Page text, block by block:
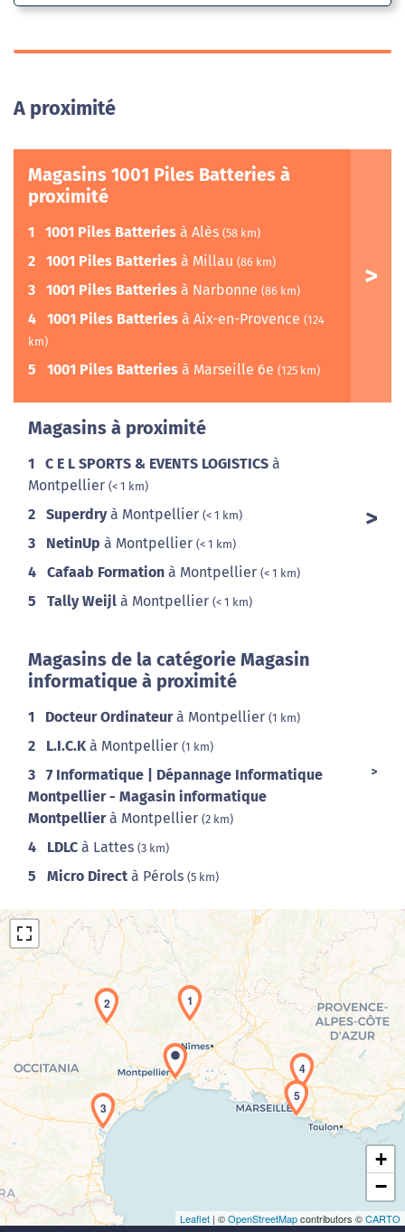
A proximité
Magasins 1001 Piles Batteries à
proximité
1 1001 Piles Batteries à Alès (58 km)
2 1001 Piles Batteries à Millau (86 km)
3 1001 Piles Batteries à Narbonne (86 km)
4 1001 Piles Batteries à Aix-en-Provence (124
km)
5 1001 Piles Batteries à Marseille 6e (125 km)
Magasins à proximité
1 C E L SPORTS & EVENTS LOGISTICS à
Montpellier (< 1 km)
2 Superdryà Montpellier (< 1 km)
3 NetinUp à Montpellier (< 1 km)
4 Cafaab Formation à Montpellier (< 1 km)
5 Tally Weijl à Montpellier (< 1 km)
Magasins de la catégorie Magasin
informatique à proximité
1 Docteur Ordinateurà Montpellier (1 km)
2 L.I.C.K à Montpellier (1 km)
3
7 Informatique | Dépannage Informatique
Montpellier - Magasin informatique
Montpellierà Montpellier (2 km)
4 LDLC à Lattes (3 km)
5 Micro Direct à Pérols (5 km)
Chargement de la carte en cours...
1
2
3
4
5
+
−
Leaflet | ©OpenStreetMapcontributors ©CARTO